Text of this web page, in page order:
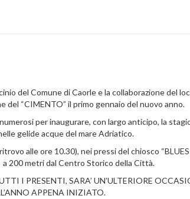
del Comune di Caorle e la collaborazione del
del “CIMENTO” il primo gennaio del nuovo anno.
per inaugurare, con largo anticipo, la
gelide acque del mare Adriatico.
alle ore 10.30), nei pressi del chiosco
200 metri dal Centro Storico della Città.
I PRESENTI, SARA’ UN’ULTERIORE
APPENA INIZIATO.